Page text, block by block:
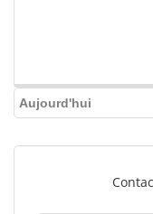
Aujourd'hui